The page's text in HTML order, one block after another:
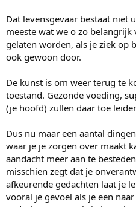
Dat levensgevaar bestaat niet
meeste wat we o zo
gelaten worden, als je ziek op
ook gewoon door.
De kunst is om weer terug te
toestand. Gezonde voeding,
(je hoofd) zullen daar toe
Dus nu maar een aantal
waar je je zorgen over maakt
aandacht meer aan te
misschien zegt dat je
afkeurende gedachten laat je
vooral je gevoel als je een